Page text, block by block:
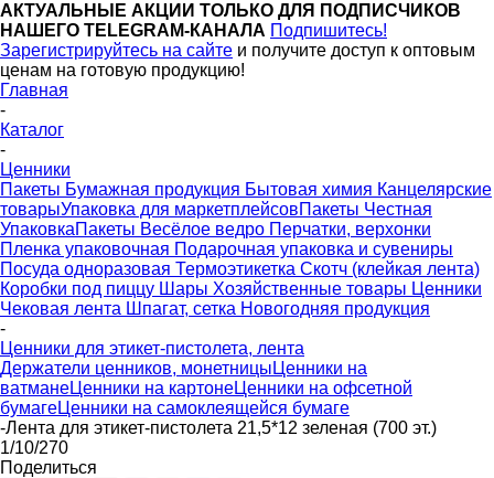
АКТУАЛЬНЫЕ АКЦИИ ТОЛЬКО ДЛЯ ПОДПИСЧИКОВ
НАШЕГО TELEGRAM-КАНАЛА Подпишитесь!
Зарегистрируйтесь на сайте и получите доступ к оптовым
ценам на готовую продукцию!
Главная
-
Каталог
-
Ценники
Пакеты Бумажная продукция Бытовая химия Канцелярские
товарыУпаковка для маркетплейсовПакеты Честная
УпаковкаПакеты Весёлое ведро Перчатки, верхонки
Пленка упаковочная Подарочная упаковка и сувениры
Посуда одноразовая Термоэтикетка Скотч (клейкая лента)
Коробки под пиццу Шары Хозяйственные товары Ценники
Чековая лента Шпагат, сетка Новогодняя продукция
-
Ценники для этикет-пистолета, лента
Держатели ценников, монетницы Ценники на
ватманеЦенники на картонеЦенники на офсетной
бумагеЦенники на самоклеящейся бумаге
-Лента для этикет-пистолета 21,5*12 зеленая (700 эт.)
1/10/270
Поделиться